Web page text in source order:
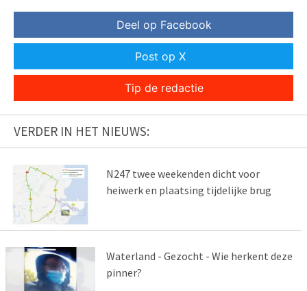
Deel op Facebook
Post op X
Tip de redactie
VERDER IN HET NIEUWS:
N247 twee weekenden dicht voor
heiwerk en plaatsing tijdelijke brug
Waterland - Gezocht - Wie herkent deze
pinner?